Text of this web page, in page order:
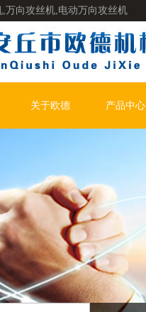
,万向攻丝机,电动万向攻丝机
关于欧德 产品中心